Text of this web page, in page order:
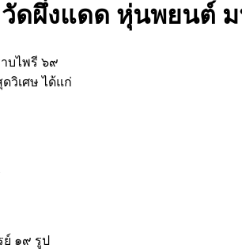
วัดผึ่งแดด หุ่นพยนต์
บไพรี ๖๙
วิเศษ ได้แก่
ย์ ๑๙ รูป